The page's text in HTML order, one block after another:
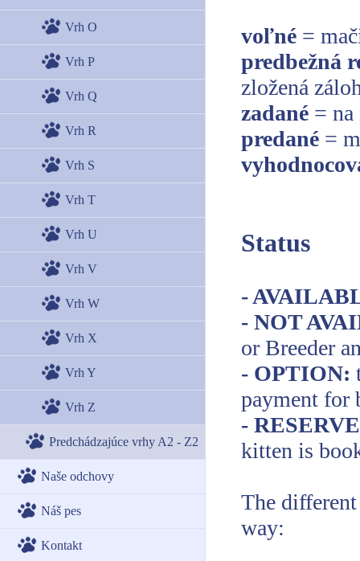
Vrh O
Vrh P
Vrh Q
Vrh R
Vrh S
Vrh T
Vrh U
Vrh V
Vrh W
Vrh X
Vrh Y
Vrh Z
Predchádzajúce vrhy A2 - Z2
Naše odchovy
Náš pes
Kontakt
voľné =
predbežná
zložená
zadané = na
predané =
Status
-
- NOT
or Breeder
- OPTION:
payment for
-
kitten is
The
way: